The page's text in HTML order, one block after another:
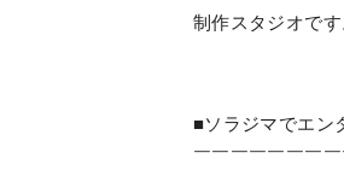
制作スタジオです
■ソラジマでエン
￣￣￣￣￣￣￣